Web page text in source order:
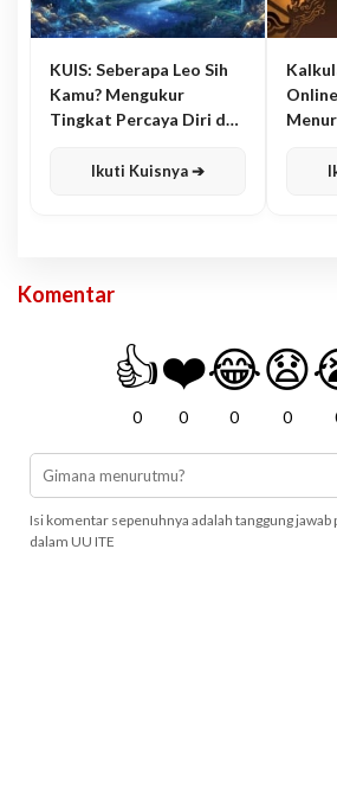
KUIS: Seberapa Leo Sih
Kamu? Mengukur
Tingkat Percaya Diri dan
Ikuti Kuisnya ➔
Komentar
👍
0
❤️
0
😂
0
😧
0
Isi komentar sepenuhnya adalah tanggung jawab
dalam UU ITE